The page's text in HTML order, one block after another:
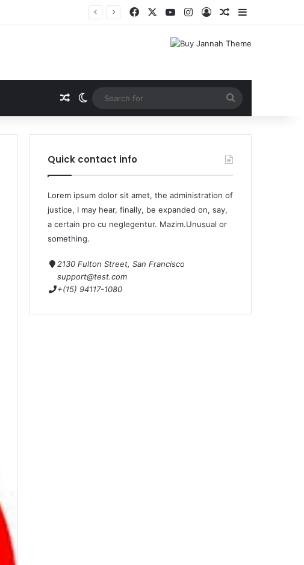
Quick contact info
Lorem ipsum dolor sit amet, the administration of
justice, I may hear, finally, be expanded on, say,
a certain pro cu neglegentur. Mazim.Unusual or
something.
2130 Fulton Street, San Francisco
support@test.com
+(15) 94117-1080